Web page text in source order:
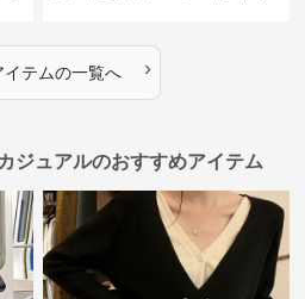
イテムの一覧へ ›
ジュアルのおすすめアイテム